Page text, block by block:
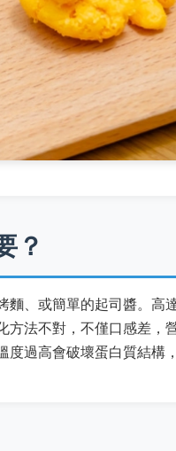
？
麵、或簡單的起司醬。高
方法不對，不僅口感差，
度過高會破壞蛋白質結構